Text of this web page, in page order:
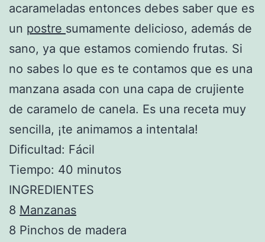
acarameladas entonces debes saber que es
un postre sumamente delicioso, además de
sano, ya que estamos comiendo frutas. Si
no sabes lo que es te contamos que es una
manzana asada con una capa de crujiente
de caramelo de canela. Es una receta muy
sencilla, ¡te animamos a intentala!
Dificultad: Fácil
Tiempo: 40 minutos
INGREDIENTES
8 Manzanas
8 Pinchos de madera